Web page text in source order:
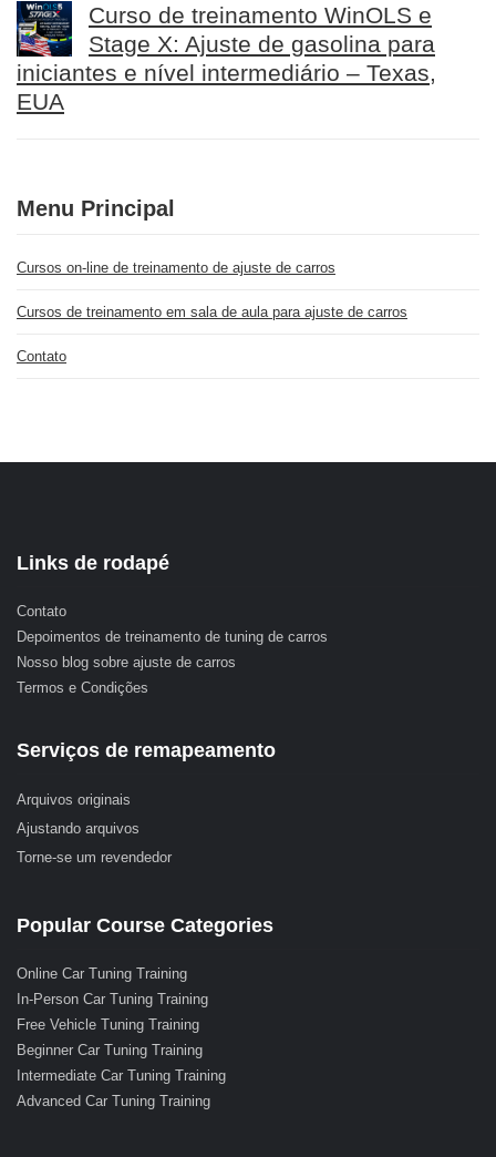
Curso de treinamento WinOLS e
Stage X: Ajuste de gasolina para
iniciantes e nível intermediário – Texas,
EUA
Menu Principal
Cursos on-line de treinamento de ajuste de carros
Cursos de treinamento em sala de aula para ajuste de carros
Contato
Links de rodapé
Contato
Depoimentos de treinamento de tuning de carros
Nosso blog sobre ajuste de carros
Termos e Condições
Serviços de remapeamento
Arquivos originais
Ajustando arquivos
Torne-se um revendedor
Popular Course Categories
Online Car Tuning Training
In-Person Car Tuning Training
Free Vehicle Tuning Training
Beginner Car Tuning Training
Intermediate Car Tuning Training
Advanced Car Tuning Training